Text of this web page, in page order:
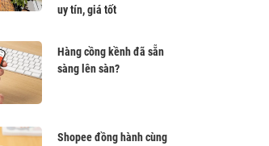
uy tín, giá tốt
Hàng cồng kềnh đã sẵn
sàng lên sàn?
Shopee đồng hành cùng